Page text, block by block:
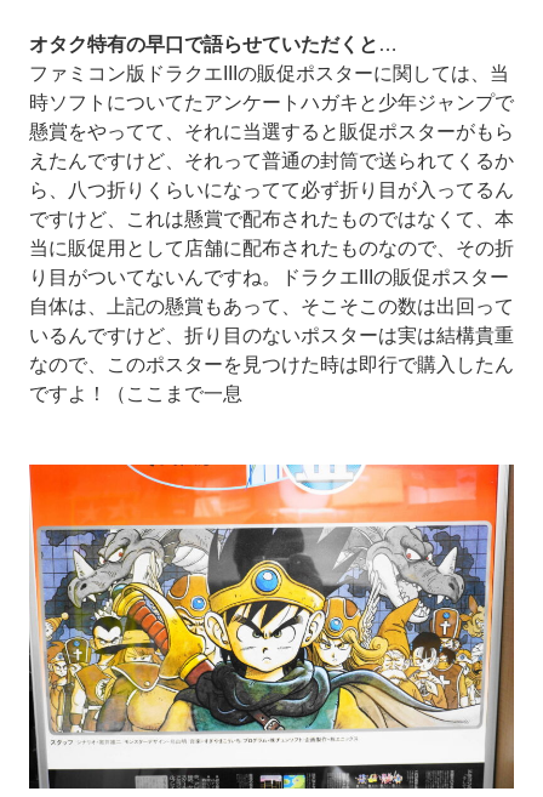
オタク特有の早口で語らせていただくと …
ファミコン版ドラクエIIIの販促ポスターに関しては、当
時ソフトについてたアンケートハガキと少年ジャンプで
懸賞をやってて、それに当選すると販促ポスターがもら
えたんですけど、それって普通の封筒で送られてくるか
ら、八つ折りくらいになってて必ず折り目が入ってるん
ですけど、これは懸賞で配布されたものではなくて、本
当に販促用として店舗に配布されたものなので、その折
り目がついてないんですね。ドラクエIIIの販促ポスター
自体は、上記の懸賞もあって、そこそこの数は出回って
いるんですけど、折り目のないポスターは実は結構貴重
なので、このポスターを見つけた時は即行で購入したん
ですよ！（ここまで一息